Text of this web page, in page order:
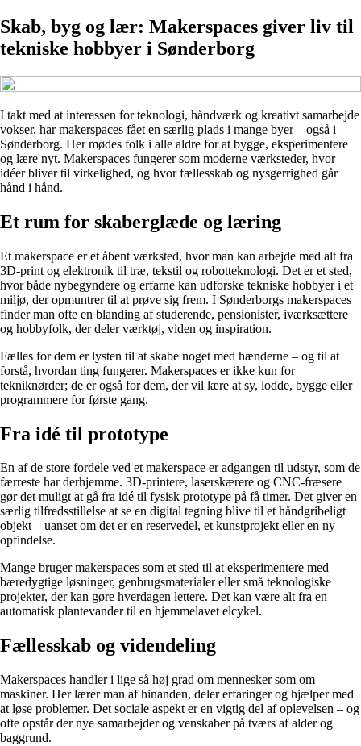
Skab, byg og lær: Makerspaces giver liv til
tekniske hobbyer i Sønderborg
I takt med at interessen for teknologi, håndværk og kreativt samarbejde
vokser, har makerspaces fået en særlig plads i mange byer – også i
Sønderborg. Her mødes folk i alle aldre for at bygge, eksperimentere
og lære nyt. Makerspaces fungerer som moderne værksteder, hvor
idéer bliver til virkelighed, og hvor fællesskab og nysgerrighed går
hånd i hånd.
Et rum for skaberglæde og læring
Et makerspace er et åbent værksted, hvor man kan arbejde med alt fra
3D-print og elektronik til træ, tekstil og robotteknologi. Det er et sted,
hvor både nybegyndere og erfarne kan udforske tekniske hobbyer i et
miljø, der opmuntrer til at prøve sig frem. I Sønderborgs makerspaces
finder man ofte en blanding af studerende, pensionister, iværksættere
og hobbyfolk, der deler værktøj, viden og inspiration.
Fælles for dem er lysten til at skabe noget med hænderne – og til at
forstå, hvordan ting fungerer. Makerspaces er ikke kun for
tekniknørder; de er også for dem, der vil lære at sy, lodde, bygge eller
programmere for første gang.
Fra idé til prototype
En af de store fordele ved et makerspace er adgangen til udstyr, som de
færreste har derhjemme. 3D-printere, laserskærere og CNC-fræsere
gør det muligt at gå fra idé til fysisk prototype på få timer. Det giver en
særlig tilfredsstillelse at se en digital tegning blive til et håndgribeligt
objekt – uanset om det er en reservedel, et kunstprojekt eller en ny
opfindelse.
Mange bruger makerspaces som et sted til at eksperimentere med
bæredygtige løsninger, genbrugsmaterialer eller små teknologiske
projekter, der kan gøre hverdagen lettere. Det kan være alt fra en
automatisk plantevander til en hjemmelavet elcykel.
Fællesskab og videndeling
Makerspaces handler i lige så høj grad om mennesker som om
maskiner. Her lærer man af hinanden, deler erfaringer og hjælper med
at løse problemer. Det sociale aspekt er en vigtig del af oplevelsen – og
ofte opstår der nye samarbejder og venskaber på tværs af alder og
baggrund.